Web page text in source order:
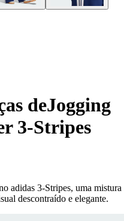
deJogging
3-Stripes
adidas 3-Stripes, uma mistura
descontraído e elegante.